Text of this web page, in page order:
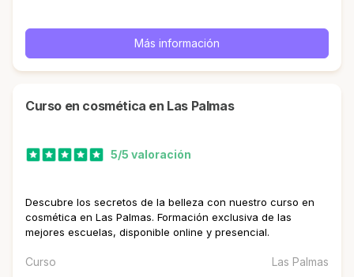
Más información
curso en cosmética en Las Palmas
5/5 valoración
Descubre los secretos de la belleza con nuestro curso en
cosmética en Las Palmas. Formación exclusiva de las
mejores escuelas, disponible online y presencial.
Curso Las Palmas